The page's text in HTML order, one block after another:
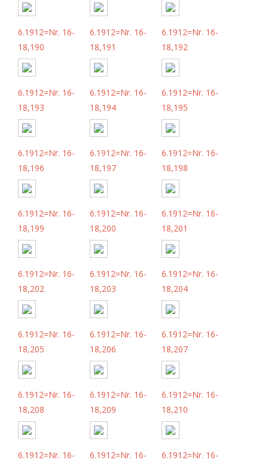
6.1912=Nr. 16-
18,190
6.1912=Nr. 16-
18,191
6.1912=Nr. 16-
18,192
6.1912=Nr. 16-
18,193
6.1912=Nr. 16-
18,194
6.1912=Nr. 16-
18,195
6.1912=Nr. 16-
18,196
6.1912=Nr. 16-
18,197
6.1912=Nr. 16-
18,198
6.1912=Nr. 16-
18,199
6.1912=Nr. 16-
18,200
6.1912=Nr. 16-
18,201
6.1912=Nr. 16-
18,202
6.1912=Nr. 16-
18,203
6.1912=Nr. 16-
18,204
6.1912=Nr. 16-
18,205
6.1912=Nr. 16-
18,206
6.1912=Nr. 16-
18,207
6.1912=Nr. 16-
18,208
6.1912=Nr. 16-
18,209
6.1912=Nr. 16-
18,210
6.1912=Nr. 16-
6.1912=Nr. 16-
6.1912=Nr. 16-